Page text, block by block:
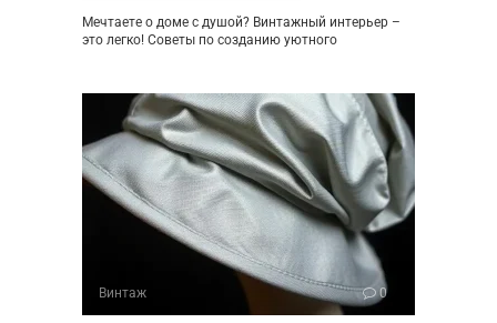
Мечтаете о доме с душой? Винтажный интерьер –
это легко! Советы по созданию уютного
Винтаж 0